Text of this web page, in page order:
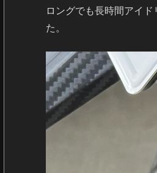
ロングでも長時間アイ
た。